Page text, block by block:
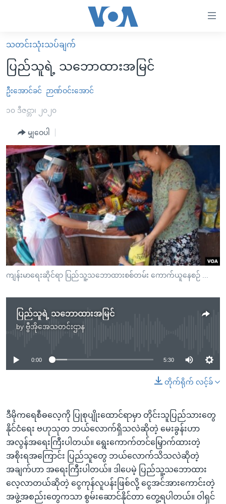
လွယ်ကူ
စေ
Link
များ
အကြောင်းအရာ
သို့
ကျော်
ကြည့်
ရန်
ပင်မ
အ
ညွန်း
စာမျက်နှာ
ကျော်
ကြည့်
ရှာဖွေ
မူလစာမျက်နှာ
မြန်မာ
ကမ္ဘာ့သတင်းများ
နိုင်ငံတကာ
တရုတ်
အစ္စရေး-ပါလက်စတိုင်း
ဗွီဒီယို
ရပ်ဝန်းတခု လမ်းတခု အလွန်
အင်္ဂလိပ်စာလေ့လာမယ်
အမေရိကန်သုံးအီဒီယံ
မကြေးမုံရဲ့ အင်္ဂလိပ်စာ
ရုပ်ရှင်ထဲက အင်္ဂလိပ်စာ
သုတပဒေသာ အင်္ဂလိပ်စာ
အပတ်စဉ်ကဏ္ဍများ
ရေဒီယို
တီဗွီ
ရေဒီယိုနှင့်ရုပ်သံ အချက်အလက်များ
ရေဒီယို/တီဗွီအစီအစဉ်
Learning English
ဗွီအိုအေ လူမှုကွန်ယက်များ
ဘာသာစကားများ
သတင်းသုံးသပ်ချက်
ပြည်သူရဲ့ သဘောထားအမြင်
ဦးအောင်ခင် ဉာဏ်ဝင်းအောင်
၁၀ ဒီဇင္ဘာ၊ ၂၀၂၀
မျှဝေပါ
ကျန်းမာရေးဆိုင်ရာ ပြည်သူ့သဘောထားစစ်တမ်း ကောက်ယူနေစဉ် ...
ပြည်သူရဲ့ သဘောထားအမြင်
by ဗွီအိုအေသတင်းဌာန
No media source currently available
0:00 5:30
တိုက်ရိုက် လင့်ခ်
ဒီမိုကရေစီဓလေ့ကို ပြုစုပျိုးထောင်ရာမှာ တိုင်းသူပြည်သားတွေ
နိုင်ငံရေး ဗဟုသုတ ဘယ်လောက်ရှိသလဲဆိုတဲ့ မေးခွန်းဟာ
အလွန်အရေးကြီးပါတယ်။ ရွေးကောက်တင်မြှောက်ထားတဲ့
အစိုးရအကြောင်း ပြည်သူတွေ ဘယ်လောက်သိသလဲဆိုတဲ့
အချက်ဟာ အရေးကြီးပါတယ်။ ဒါပေမဲ့ ပြည်သူ့သဘောထား
လေ့လာတယ်ဆိုတဲ့ ငွေကုန်လူပန်းဖြစ်လို့ ငွေအင်အားကောင်းတဲ့
အဖွဲ့အစည်းတွေကသာ စွမ်းဆောင်နိုင်တာ တွေ့ရပါတယ်။ ဝါရှင်